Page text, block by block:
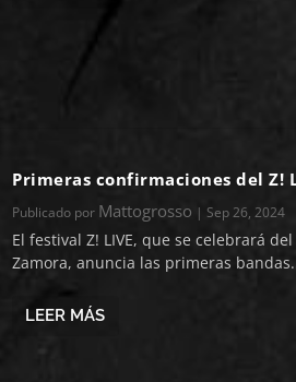
Primeras confirmaciones del Z!
Publicado por Mattogrosso |Sep 26, 2024
El festival Z! LIVE, que se celebrará
Zamora, anuncia las primeras
LEER MÁS